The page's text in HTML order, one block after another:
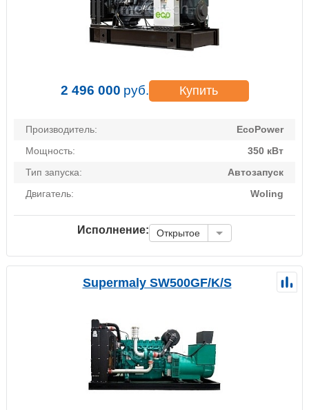
2 496 000 руб. Купить
Производитель:
EcoPower
Мощность:
350 кВт
Тип запуска:
Автозапуск
Двигатель:
Woling
Исполнение: Открытое
Supermaly SW500GF/K/S